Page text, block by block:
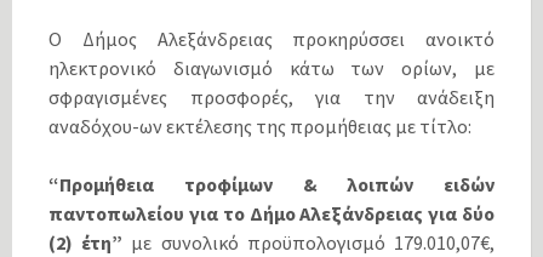
Ο Δήμος Αλεξάνδρειας προκηρύσσει ανοικτό
ηλεκτρονικό διαγωνισμό κάτω των ορίων, με
σφραγισμένες προσφορές, για την ανάδειξη
αναδόχου-ων εκτέλεσης της προμήθειας με τίτλο:
“Προμήθεια τροφίμων & λοιπών ειδών
παντοπωλείου για το Δήμο Αλεξάνδρειας για δύο
(2) έτη” με συνολικό προϋπολογισμό 179.010,07€,